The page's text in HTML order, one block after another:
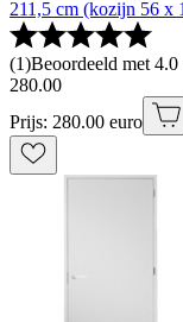
211,5 cm (kozijn 56 x
(1)Beoordeeld met
280.00
Prijs: 280.00 euro